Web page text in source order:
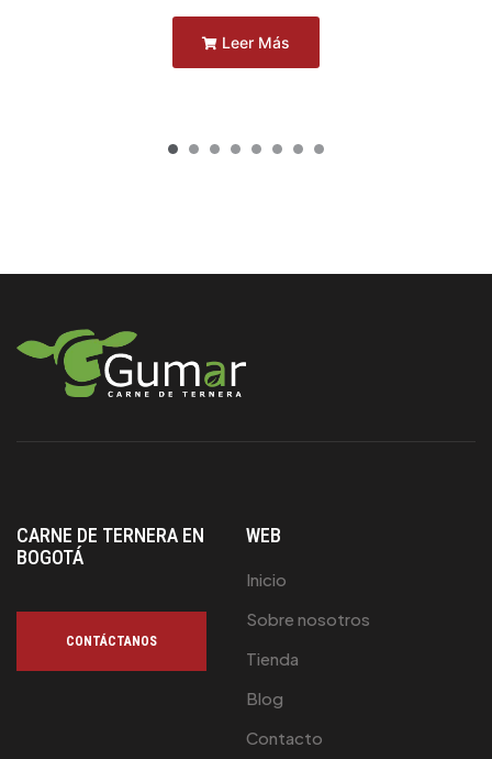
Leer Más
CARNE DE TERNERA EN
BOGOTÁ
CONTÁCTANOS
WEB
Inicio
Sobre nosotros
Tienda
Blog
Contacto